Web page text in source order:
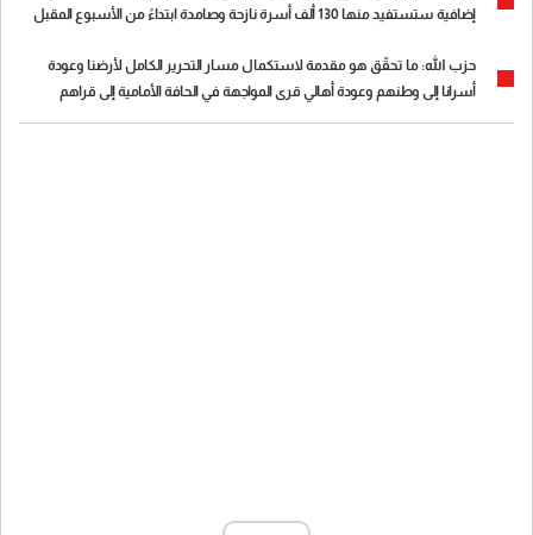
إضافية ستستفيد منها 130 ألف أسرة نازحة وصامدة ابتداءً من الأسبوع المقبل
حزب الله: ما تحقّق هو مقدمة لاستكمال مسار التحرير الكامل لأرضنا وعودة
أسرانا إلى وطنهم وعودة أهالي قرى المواجهة في الحافة الأمامية إلى قراهم